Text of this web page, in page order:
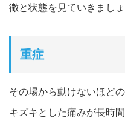
徴と状態を見ていきましょ
重症
その場から動けないほど
キズキとした痛みが長時